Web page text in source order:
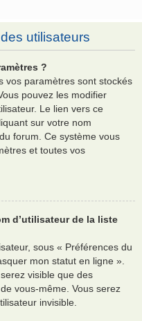
utilisateurs
?
vos paramètres sont stockés
pouvez les modifier
Le lien vers ce
sur votre nom
forum. Ce système vous
et toutes vos
d’utilisateur de la liste
sous « Préférences du
mon statut en ligne ».
visible que des
vous-même. Vous serez
invisible.